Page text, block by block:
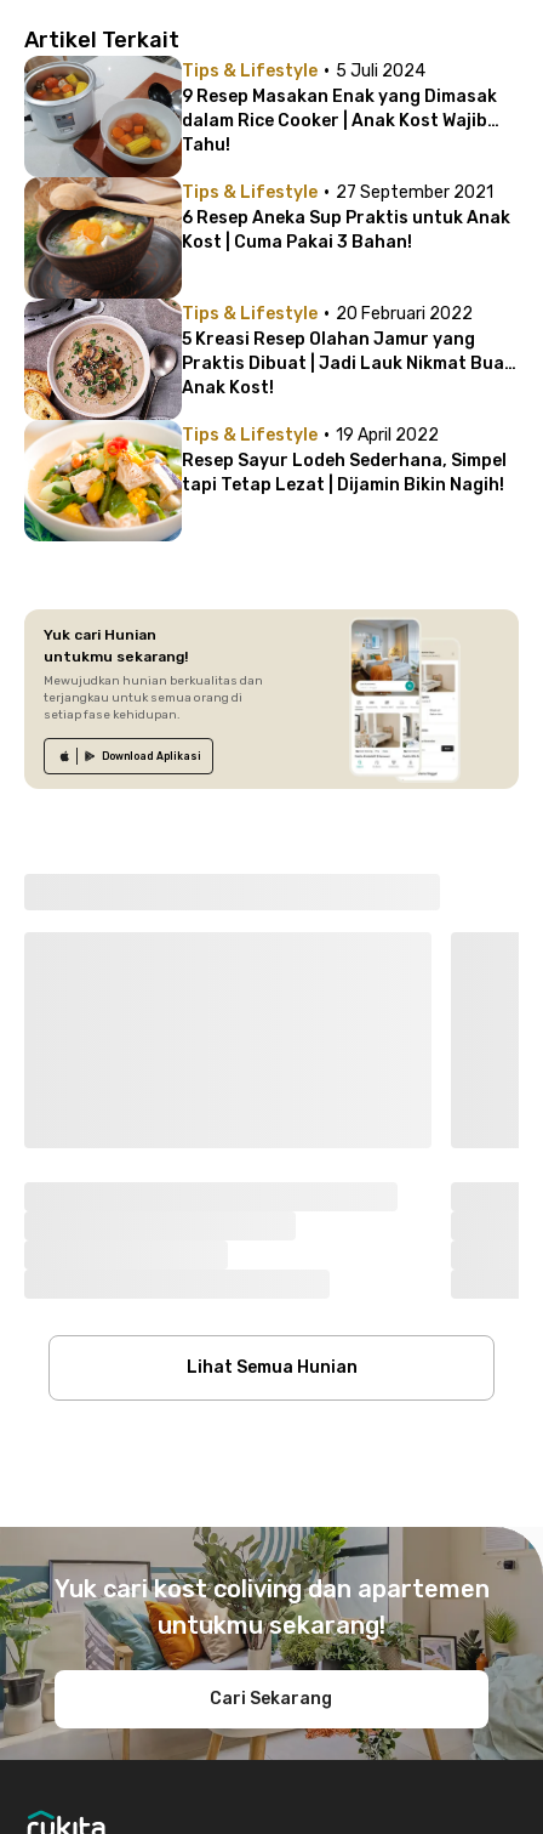
Artikel Terkait
Tips & Lifestyle · 5 Juli 2024
9 Resep Masakan Enak yang Dimasak
dalam Rice Cooker | Anak Kost Wajib
Tahu!
Tips & Lifestyle · 27 September 2021
6 Resep Aneka Sup Praktis untuk Anak
Kost | Cuma Pakai 3 Bahan!
Tips & Lifestyle · 20 Februari 2022
5 Kreasi Resep Olahan Jamur yang
Praktis Dibuat | Jadi Lauk Nikmat Buat
Anak Kost!
Tips & Lifestyle · 19 April 2022
Resep Sayur Lodeh Sederhana, Simpel
tapi Tetap Lezat | Dijamin Bikin Nagih!
Yuk cari Hunian
untukmu sekarang!
Mewujudkan hunian berkualitas dan
terjangkau untuk semua orang di
setiap fase kehidupan.
Download Aplikasi
Lihat Semua Hunian
Yuk cari kost coliving dan apartemen
untukmu sekarang!
Cari Sekarang